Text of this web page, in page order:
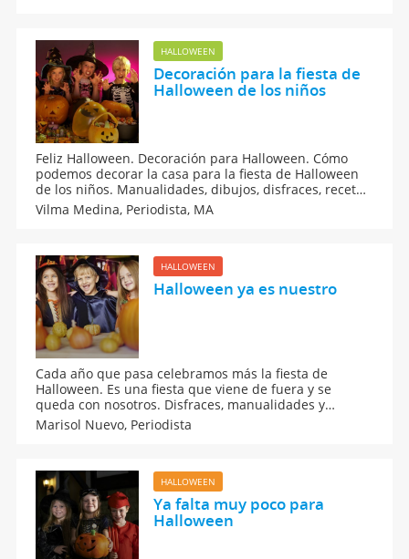
que también decorará vuestro hogar.
HALLOWEEN
Decoración para la fiesta de
Halloween de los niños
Feliz Halloween. Decoración para Halloween. Cómo
podemos decorar la casa para la fiesta de Halloween
de los niños. Manualidades, dibujos, disfraces, recetas,
telarañas, calabazas... con todo se puede decorar.
Vilma Medina, Periodista, MA
HALLOWEEN
Halloween ya es nuestro
Cada año que pasa celebramos más la fiesta de
Halloween. Es una fiesta que viene de fuera y se
queda con nosotros. Disfraces, manualidades y
recetas temáticas para celebrar Halloween con los
niños.
Marisol Nuevo, Periodista
HALLOWEEN
Ya falta muy poco para
Halloween